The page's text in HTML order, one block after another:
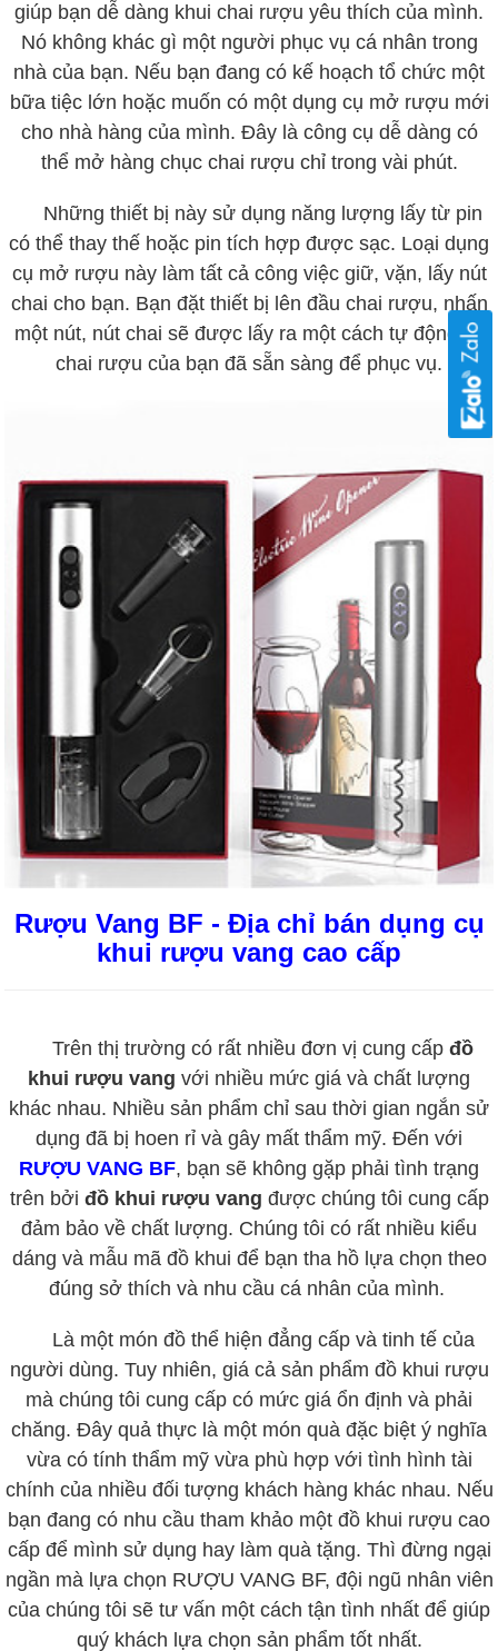
giúp bạn dễ dàng khui chai rượu yêu thích của mình.
Nó không khác gì một người phục vụ cá nhân trong
nhà của bạn. Nếu bạn đang có kế hoạch tổ chức một
bữa tiệc lớn hoặc muốn có một dụng cụ mở rượu mới
cho nhà hàng của mình. Đây là công cụ dễ dàng có
thể mở hàng chục chai rượu chỉ trong vài phút.
Những thiết bị này sử dụng năng lượng lấy từ pin
có thể thay thế hoặc pin tích hợp được sạc. Loại dụng
cụ mở rượu này làm tất cả công việc giữ, vặn, lấy nút
chai cho bạn. Bạn đặt thiết bị lên đầu chai rượu, nhấn
một nút, nút chai sẽ được lấy ra một cách tự động và
chai rượu của bạn đã sẵn sàng để phục vụ.
Rượu Vang BF - Địa chỉ bán dụng cụ
khui rượu vang cao cấp
Trên thị trường có rất nhiều đơn vị cung cấp đồ
khui rượu vang với nhiều mức giá và chất lượng
khác nhau. Nhiều sản phẩm chỉ sau thời gian ngắn sử
dụng đã bị hoen rỉ và gây mất thẩm mỹ. Đến với
RƯỢU VANG BF, bạn sẽ không gặp phải tình trạng
trên bởi đồ khui rượu vang được chúng tôi cung cấp
đảm bảo về chất lượng. Chúng tôi có rất nhiều kiểu
dáng và mẫu mã đồ khui để bạn tha hồ lựa chọn theo
đúng sở thích và nhu cầu cá nhân của mình.
Là một món đồ thể hiện đẳng cấp và tinh tế của
người dùng. Tuy nhiên, giá cả sản phẩm đồ khui rượu
mà chúng tôi cung cấp có mức giá ổn định và phải
chăng. Đây quả thực là một món quà đặc biệt ý nghĩa
vừa có tính thẩm mỹ vừa phù hợp với tình hình tài
chính của nhiều đối tượng khách hàng khác nhau. Nếu
bạn đang có nhu cầu tham khảo một đồ khui rượu cao
cấp để mình sử dụng hay làm quà tặng. Thì đừng ngại
ngần mà lựa chọn RƯỢU VANG BF, đội ngũ nhân viên
của chúng tôi sẽ tư vấn một cách tận tình nhất để giúp
quý khách lựa chọn sản phẩm tốt nhất.